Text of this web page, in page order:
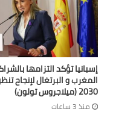
إسبانيا تؤكد التزامها
المغرب و البرتغال لإنجاح
2030 (ميلاجروس تولون)
منذ 3 ساعات